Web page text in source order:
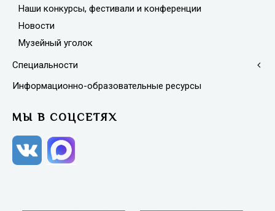
Наши конкурсы, фестивали и конференции
Новости
Музейный уголок
Специальности
Информационно-образовательные ресурсы
МЫ В СОЦСЕТЯХ